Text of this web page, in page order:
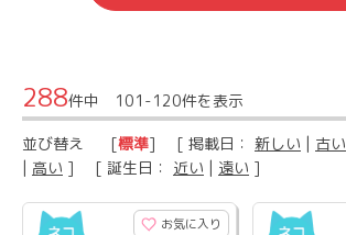
288件中 101-120件を表示
並び替え [標準] [ 掲載日： 新しい | 古い
| 高い ] [ 誕生日： 近い | 遠い ]
お気に入り